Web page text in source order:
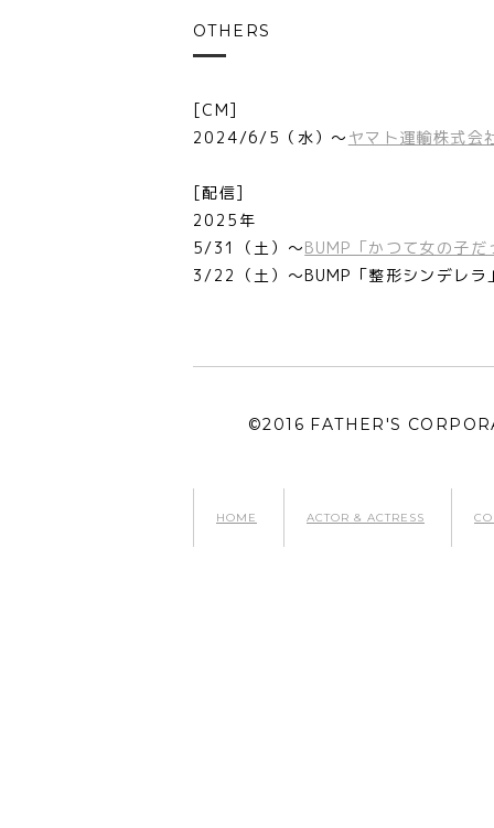
OTHERS
[CM]
2024/6/5（水）～ ヤマト運輸株式会
[配信]
2025年
5/31（土）～BUMP「かつて女の子
3/22（土）～BUMP「整形シンデレラ
©2016 FATHER'S
HOME ACTOR & ACTRESS